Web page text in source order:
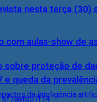
nesta terça (30)
sobre proteção de
com aulas-show de
e queda da